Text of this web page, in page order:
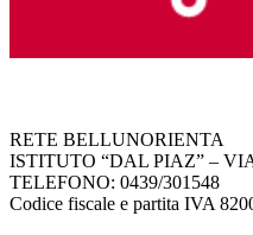
RETE BELLUNORIENTA
ISTITUTO “DAL PIAZ” –
TELEFONO: 0439/301548
Codice fiscale e partita IVA